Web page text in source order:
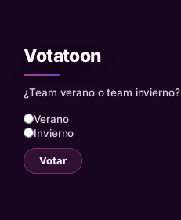
Votatoon
¿Team verano o team invierno?
Verano
Invierno
Votar